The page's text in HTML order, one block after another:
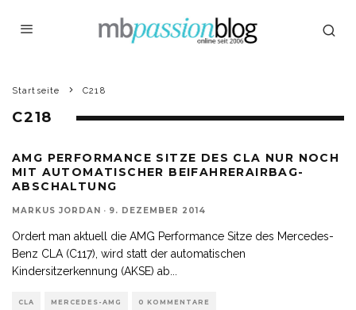
Startseite C218
C218
AMG PERFORMANCE SITZE DES CLA NUR NOCH
MIT AUTOMATISCHER BEIFAHRERAIRBAG-
ABSCHALTUNG
MARKUS JORDAN · 9. DEZEMBER 2014
Ordert man aktuell die AMG Performance Sitze des Mercedes-
Benz CLA (C117), wird statt der automatischen
Kindersitzerkennung (AKSE) ab
CLA MERCEDES-AMG 0 KOMMENTARE